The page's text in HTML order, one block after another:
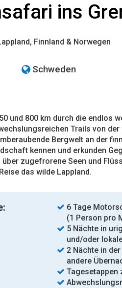
ins
Finnland & Norwegen
Schweden
und 800 km durch die endlos
Trails von
Bergwelt an der
kennen und erkunden
zugefrorene Seen und
das wilde Lappland.
6 Tage
(1 Person pro
5 Nächte in
und/oder
2 Nächte in
andere
Tagesetappen